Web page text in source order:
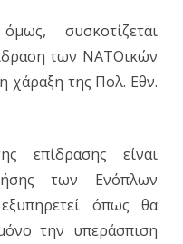
συσκοτίζεται
των ΝΑΤΟικών
χάραξη της Πολ. Εθν.
επίδρασης είναι
των Ενόπλων
όπως θα
την υπεράσπιση